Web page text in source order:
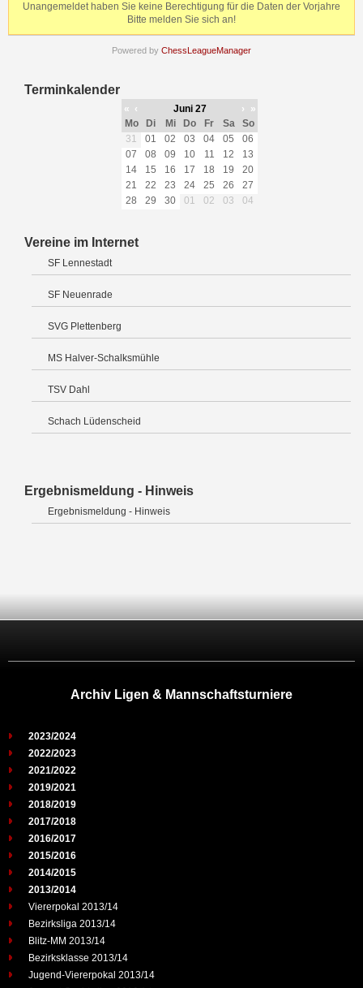
Unangemeldet haben Sie keine Berechtigung für die Daten der Vorjahre
Bitte melden Sie sich an!
Powered by ChessLeagueManager
Terminkalender
« ‹ Juni 27 ›
»
Mo
Di Mi Do Fr Sa
So
31
01 02 03 04 05
06
07
08 09 10 11 12
13
14
15 16 17 18 19
20
21
22 23 24 25 26
27
28
29 30 01 02 03 04
Vereine im Internet
SF Lennestadt
SF Neuenrade
SVG Plettenberg
MS Halver-Schalksmühle
TSV Dahl
Schach Lüdenscheid
Ergebnismeldung - Hinweis
Ergebnismeldung - Hinweis
Archiv Ligen & Mannschaftsturniere
2023/2024
2022/2023
2021/2022
2019/2021
2018/2019
2017/2018
2016/2017
2015/2016
2014/2015
2013/2014
Viererpokal 2013/14
Bezirksliga 2013/14
Blitz-MM 2013/14
Bezirksklasse 2013/14
Jugend-Viererpokal 2013/14